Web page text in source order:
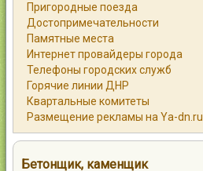
Справочник
Работа
Объявления
Помощь
Контакты
Пригородные поезда
Достопримечательности
Памятные места
Интернет провайдеры города
Телефоны городских служб
Горячие линии ДНР
Квартальные комитеты
Размещение рекламы на Ya-dn.ru
Бетонщик, каменщик